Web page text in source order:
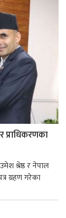
प्राधिकरणका
श्रेष्ठ र नेपाल
ग्रहण गरेका